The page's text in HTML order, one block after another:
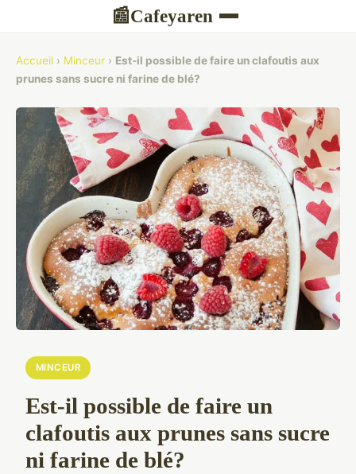
📰Cafeyaren
Accueil › Minceur › Est-il possible de faire un clafoutis aux
prunes sans sucre ni farine de blé?
MINCEUR
Est-il possible de faire un
clafoutis aux prunes sans sucre
ni farine de blé?